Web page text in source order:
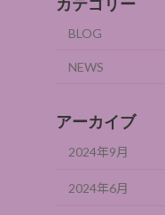
カテゴリー
BLOG
NEWS
アーカイブ
2024年9月
2024年6月